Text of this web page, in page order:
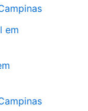
em